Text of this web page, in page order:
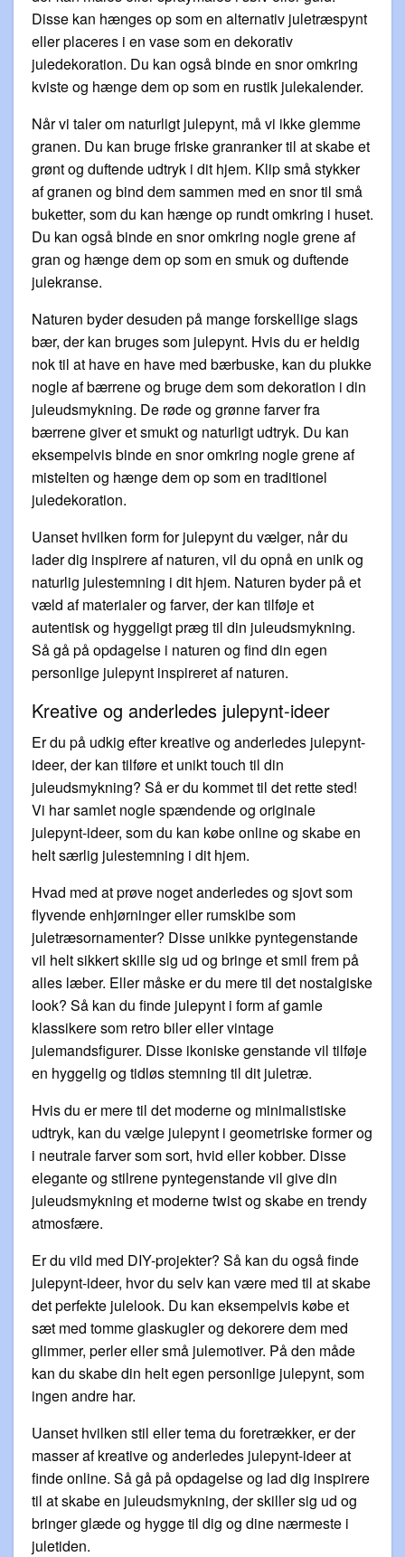
Disse kan hænges op som en alternativ juletræspynt
eller placeres i en vase som en dekorativ
juledekoration. Du kan også binde en snor omkring
kviste og hænge dem op som en rustik julekalender.
Når vi taler om naturligt julepynt, må vi ikke glemme
granen. Du kan bruge friske granranker til at skabe et
grønt og duftende udtryk i dit hjem. Klip små stykker
af granen og bind dem sammen med en snor til små
buketter, som du kan hænge op rundt omkring i huset.
Du kan også binde en snor omkring nogle grene af
gran og hænge dem op som en smuk og duftende
julekranse.
Naturen byder desuden på mange forskellige slags
bær, der kan bruges som julepynt. Hvis du er heldig
nok til at have en have med bærbuske, kan du plukke
nogle af bærrene og bruge dem som dekoration i din
juleudsmykning. De røde og grønne farver fra
bærrene giver et smukt og naturligt udtryk. Du kan
eksempelvis binde en snor omkring nogle grene af
mistelten og hænge dem op som en traditionel
juledekoration.
Uanset hvilken form for julepynt du vælger, når du
lader dig inspirere af naturen, vil du opnå en unik og
naturlig julestemning i dit hjem. Naturen byder på et
væld af materialer og farver, der kan tilføje et
autentisk og hyggeligt præg til din juleudsmykning.
Så gå på opdagelse i naturen og find din egen
personlige julepynt inspireret af naturen.
Kreative og anderledes julepynt-ideer
Er du på udkig efter kreative og anderledes julepynt-
ideer, der kan tilføre et unikt touch til din
juleudsmykning? Så er du kommet til det rette sted!
Vi har samlet nogle spændende og originale
julepynt-ideer, som du kan købe online og skabe en
helt særlig julestemning i dit hjem.
Hvad med at prøve noget anderledes og sjovt som
flyvende enhjørninger eller rumskibe som
juletræsornamenter? Disse unikke pyntegenstande
vil helt sikkert skille sig ud og bringe et smil frem på
alles læber. Eller måske er du mere til det nostalgiske
look? Så kan du finde julepynt i form af gamle
klassikere som retro biler eller vintage
julemandsfigurer. Disse ikoniske genstande vil tilføje
en hyggelig og tidløs stemning til dit juletræ.
Hvis du er mere til det moderne og minimalistiske
udtryk, kan du vælge julepynt i geometriske former og
i neutrale farver som sort, hvid eller kobber. Disse
elegante og stilrene pyntegenstande vil give din
juleudsmykning et moderne twist og skabe en trendy
atmosfære.
Er du vild med DIY-projekter? Så kan du også finde
julepynt-ideer, hvor du selv kan være med til at skabe
det perfekte julelook. Du kan eksempelvis købe et
sæt med tomme glaskugler og dekorere dem med
glimmer, perler eller små julemotiver. På den måde
kan du skabe din helt egen personlige julepynt, som
ingen andre har.
Uanset hvilken stil eller tema du foretrækker, er der
masser af kreative og anderledes julepynt-ideer at
finde online. Så gå på opdagelse og lad dig inspirere
til at skabe en juleudsmykning, der skiller sig ud og
bringer glæde og hygge til dig og dine nærmeste i
juletiden.